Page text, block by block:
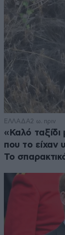
ΕΛΛΑΔΑ2 ω. πριν
«Καλό ταξίδι
που το είχαν
Το